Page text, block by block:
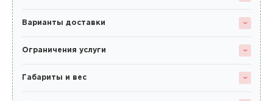
Варианты доставки
Ограничения услуги
Габариты и вес